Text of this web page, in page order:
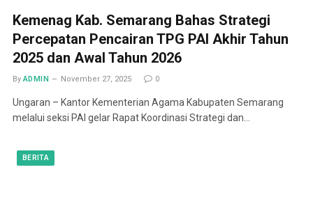
Kemenag Kab. Semarang Bahas Strategi
Percepatan Pencairan TPG PAI Akhir Tahun
2025 dan Awal Tahun 2026
By ADMIN November 27, 2025 0
Ungaran – Kantor Kementerian Agama Kabupaten Semarang
melalui seksi PAI gelar Rapat Koordinasi Strategi dan…
BERITA